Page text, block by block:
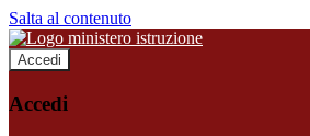
Salta al contenuto
Accedi
Accedi